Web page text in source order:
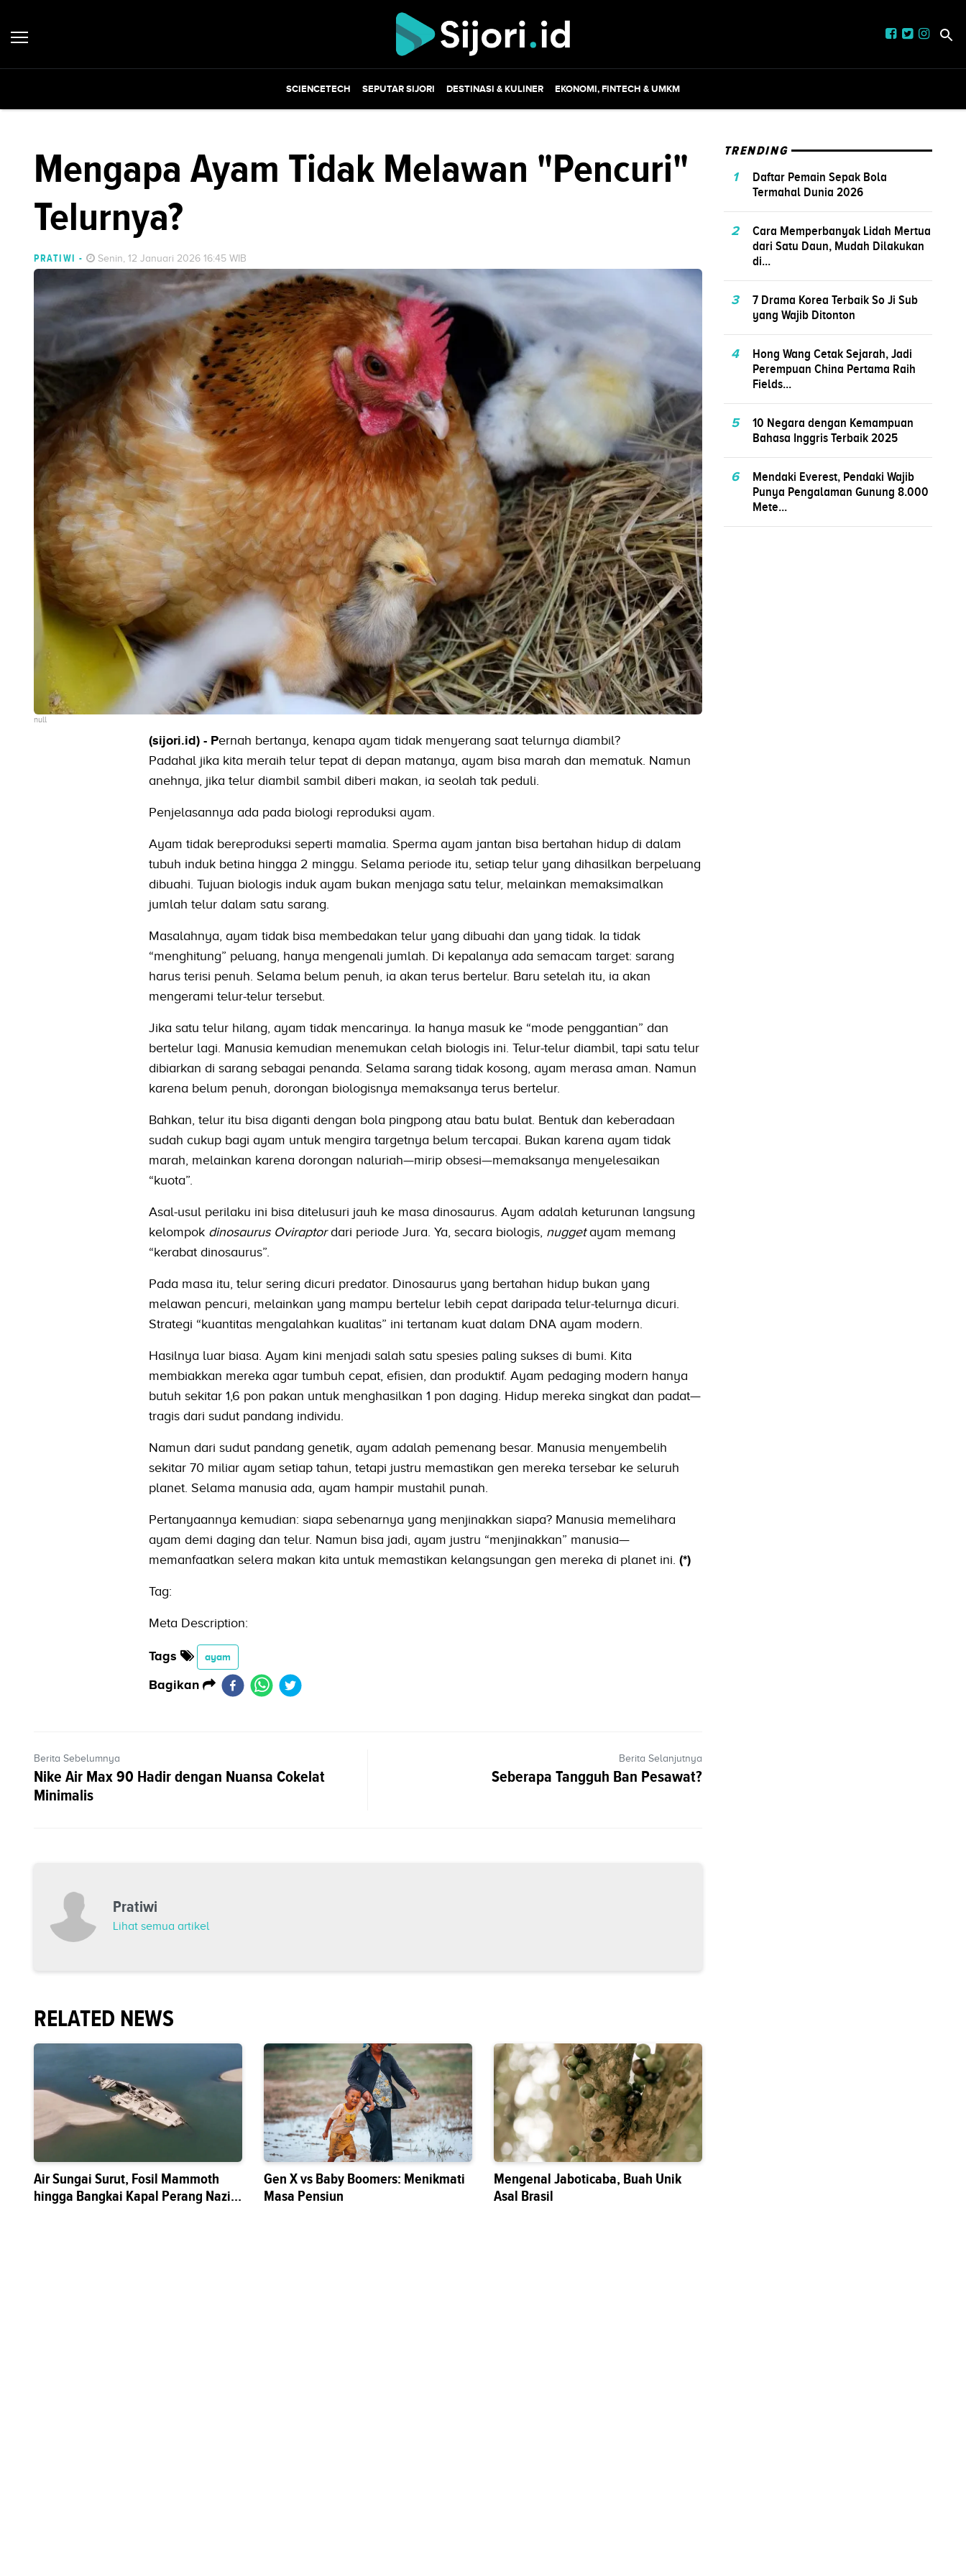
SCIENCETECH SEPUTAR SIJORI DESTINASI & KULINER EKONOMI, FINTECH & UMKM
Mengapa Ayam Tidak Melawan "Pencuri"
Telurnya?
PRATIWI - Senin, 12 Januari 2026 16:45 WIB
null
(sijori.id) - Pernah bertanya, kenapa ayam tidak menyerang saat telurnya diambil?
Padahal jika kita meraih telur tepat di depan matanya, ayam bisa marah dan mematuk. Namun
anehnya, jika telur diambil sambil diberi makan, ia seolah tak peduli.
Penjelasannya ada pada biologi reproduksi ayam.
Ayam tidak bereproduksi seperti mamalia. Sperma ayam jantan bisa bertahan hidup di dalam
tubuh induk betina hingga 2 minggu. Selama periode itu, setiap telur yang dihasilkan berpeluang
dibuahi. Tujuan biologis induk ayam bukan menjaga satu telur, melainkan memaksimalkan
jumlah telur dalam satu sarang.
Masalahnya, ayam tidak bisa membedakan telur yang dibuahi dan yang tidak. Ia tidak
“menghitung” peluang, hanya mengenali jumlah. Di kepalanya ada semacam target: sarang
harus terisi penuh. Selama belum penuh, ia akan terus bertelur. Baru setelah itu, ia akan
mengerami telur-telur tersebut.
Jika satu telur hilang, ayam tidak mencarinya. Ia hanya masuk ke “mode penggantian” dan
bertelur lagi. Manusia kemudian menemukan celah biologis ini. Telur-telur diambil, tapi satu telur
dibiarkan di sarang sebagai penanda. Selama sarang tidak kosong, ayam merasa aman. Namun
karena belum penuh, dorongan biologisnya memaksanya terus bertelur.
Bahkan, telur itu bisa diganti dengan bola pingpong atau batu bulat. Bentuk dan keberadaan
sudah cukup bagi ayam untuk mengira targetnya belum tercapai. Bukan karena ayam tidak
marah, melainkan karena dorongan naluriah—mirip obsesi—memaksanya menyelesaikan
“kuota”.
Asal-usul perilaku ini bisa ditelusuri jauh ke masa dinosaurus. Ayam adalah keturunan langsung
kelompok dinosaurus Oviraptordari periode Jura. Ya, secara biologis, nuggetayam memang
“kerabat dinosaurus”.
Pada masa itu, telur sering dicuri predator. Dinosaurus yang bertahan hidup bukan yang
melawan pencuri, melainkan yang mampu bertelur lebih cepat daripada telur-telurnya dicuri.
Strategi “kuantitas mengalahkan kualitas” ini tertanam kuat dalam DNA ayam modern.
Hasilnya luar biasa. Ayam kini menjadi salah satu spesies paling sukses di bumi. Kita
membiakkan mereka agar tumbuh cepat, efisien, dan produktif. Ayam pedaging modern hanya
butuh sekitar 1,6 pon pakan untuk menghasilkan 1 pon daging. Hidup mereka singkat dan padat—
tragis dari sudut pandang individu.
Namun dari sudut pandang genetik, ayam adalah pemenang besar. Manusia menyembelih
sekitar 70 miliar ayam setiap tahun, tetapi justru memastikan gen mereka tersebar ke seluruh
planet. Selama manusia ada, ayam hampir mustahil punah.
Pertanyaannya kemudian: siapa sebenarnya yang menjinakkan siapa? Manusia memelihara
ayam demi daging dan telur. Namun bisa jadi, ayam justru “menjinakkan” manusia—
memanfaatkan selera makan kita untuk memastikan kelangsungan gen mereka di planet ini. (*)
Tag:
Meta Description:
Tags ayam
Bagikan
Berita Sebelumnya
Nike Air Max 90 Hadir dengan Nuansa Cokelat
Minimalis
Berita Selanjutnya
Seberapa Tangguh Ban Pesawat?
Pratiwi
Lihat semua artikel
RELATED NEWS
Air Sungai Surut, Fosil Mammoth
hingga Bangkai Kapal Perang Nazi
Gen X vs Baby Boomers: Menikmati
Masa Pensiun
Mengenal Jaboticaba, Buah Unik
Asal Brasil
TRENDING
1
Daftar Pemain Sepak Bola
Termahal Dunia 2026
2
Cara Memperbanyak Lidah Mertua
dari Satu Daun, Mudah Dilakukan
di...
3
7 Drama Korea Terbaik So Ji Sub
yang Wajib Ditonton
4
Hong Wang Cetak Sejarah, Jadi
Perempuan China Pertama Raih
Fields...
5
10 Negara dengan Kemampuan
Bahasa Inggris Terbaik 2025
6
Mendaki Everest, Pendaki Wajib
Punya Pengalaman Gunung 8.000
Mete...